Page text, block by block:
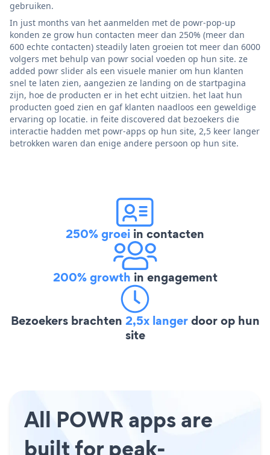
gebruiken.
In just months van het aanmelden met de powr-pop-up
konden ze grow hun contacten meer dan 250% (meer dan
600 echte contacten) steadily laten groeien tot meer dan 6000
volgers met behulp van powr social voeden op hun site. ze
added powr slider als een visuele manier om hun klanten
snel te laten zien, aangezien ze landing on de startpagina
zijn, hoe de producten er in het echt uitzien. het laat hun
producten goed zien en gaf klanten naadloos een geweldige
ervaring op locatie. in feite discovered dat bezoekers die
interactie hadden met powr-apps op hun site, 2,5 keer langer
betrokken waren dan enige andere persoon op hun site.
250% groei in contacten
200% growth in engagement
Bezoekers brachten 2,5x langerdoor op hun
site
All POWR apps are
built for peak-